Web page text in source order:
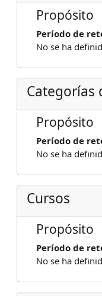
Propósito
Período de
No se ha
Categorías
Propósito
Período de
No se ha
Cursos
Propósito
Período de
No se ha